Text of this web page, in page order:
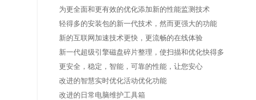
为更全面和更有效的优化添加新的性能监测技术
轻得多的安装包的新一代技术，然而更强大的功能
新的互联网加速技术更快，更流畅的在线体验
新一代超级引擎磁盘碎片整理，使扫描和优化快得多
更安全，稳定，智能，可靠的性能，让您安心
改进的智慧实时优化活动优化功能
改进的日常电脑维护工具箱